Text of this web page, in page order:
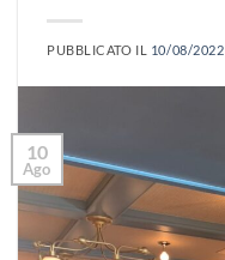
PUBBLICATO IL 10/08/2022
10
Ago